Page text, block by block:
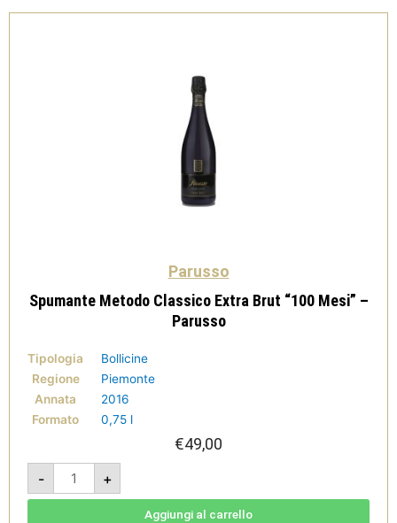
Parusso
Spumante Metodo Classico Extra Brut “100 Mesi” –
Parusso
Tipologia
Bollicine
Regione
Piemonte
Annata
2016
Formato
0,75 l
€49,00
-
Spumante
Metodo
Classico
Extra
+
Aggiungi al carrello